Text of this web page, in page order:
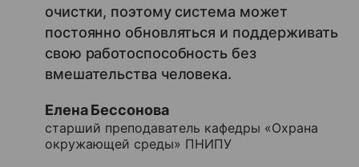
очистки, поэтому система может
постоянно обновляться и поддерживать
свою работоспособность без
вмешательства человека.
Елена Бессонова
старший преподаватель кафедры «Охрана
окружающей среды» ПНИПУ